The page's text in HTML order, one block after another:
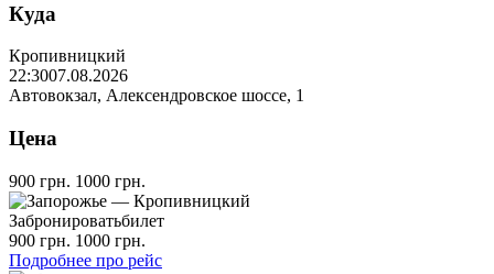
Куда
Кропивницкий
22:3007.08.2026
Автовокзал, Алексендровское шоссе, 1
Цена
900 грн. 1000 грн.
Забронироватьбилет
900 грн. 1000 грн.
Подробнее про рейс